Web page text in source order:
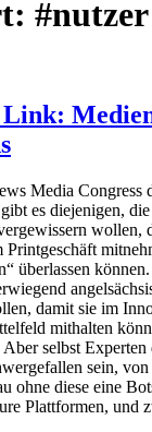
#nutzer
Link:
Media Congress
es diejenigen,
wollen,
Printgeschäft
überlassen
damit sie im
mithalten
selbst
sein,
ohne diese eine
Plattformen, und